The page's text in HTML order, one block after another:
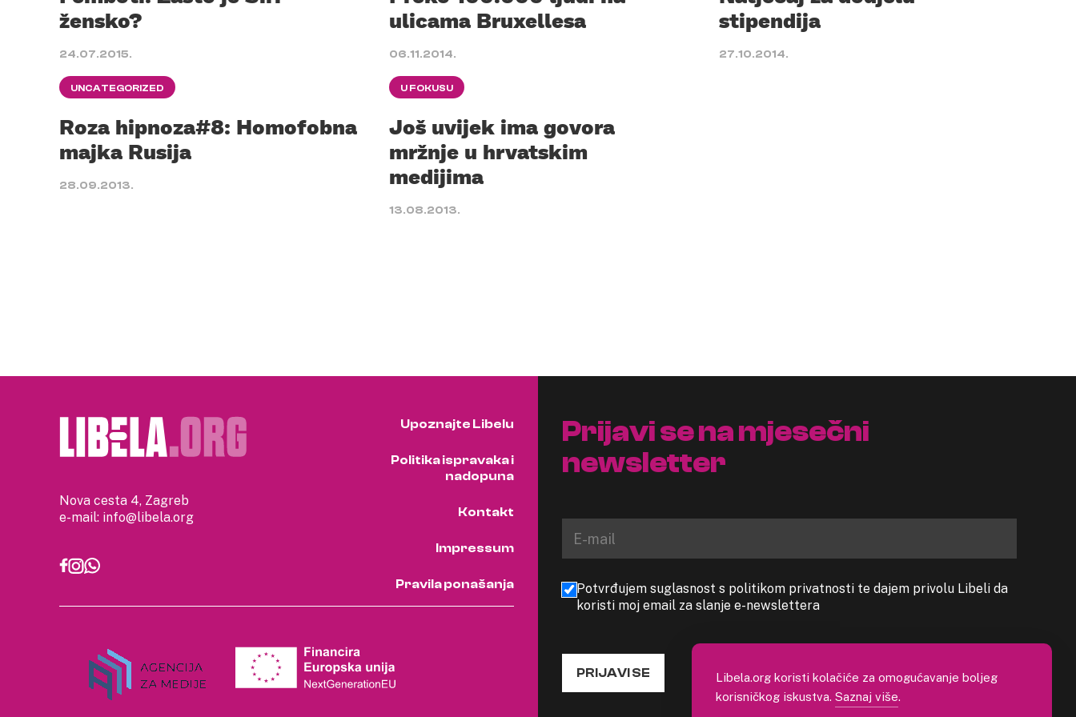
žensko?
24.07.2015.
ulicama Bruxellesa
06.11.2014.
stipendija
27.10.2014.
UNCATEGORIZED
Roza hipnoza#8: Homofobna
majka Rusija
28.09.2013.
U FOKUSU
Još uvijek ima govora
mržnje u hrvatskim
medijima
13.08.2013.
Nova cesta 4, Zagreb
e-mail: info@libela.org
Upoznajte Libelu
Politika ispravaka i
nadopuna
Kontakt
Impressum
Pravila ponašanja
Prijavi se na mjesečni
newsletter
Potvrđujem suglasnost s politikom privatnosti te dajem privolu Libeli da
koristi moj email za slanje e-newslettera
PRIJAVI SE
Libela.org koristi kolačiće za omogućavanje boljeg
korisničkog iskustva. Saznaj više.